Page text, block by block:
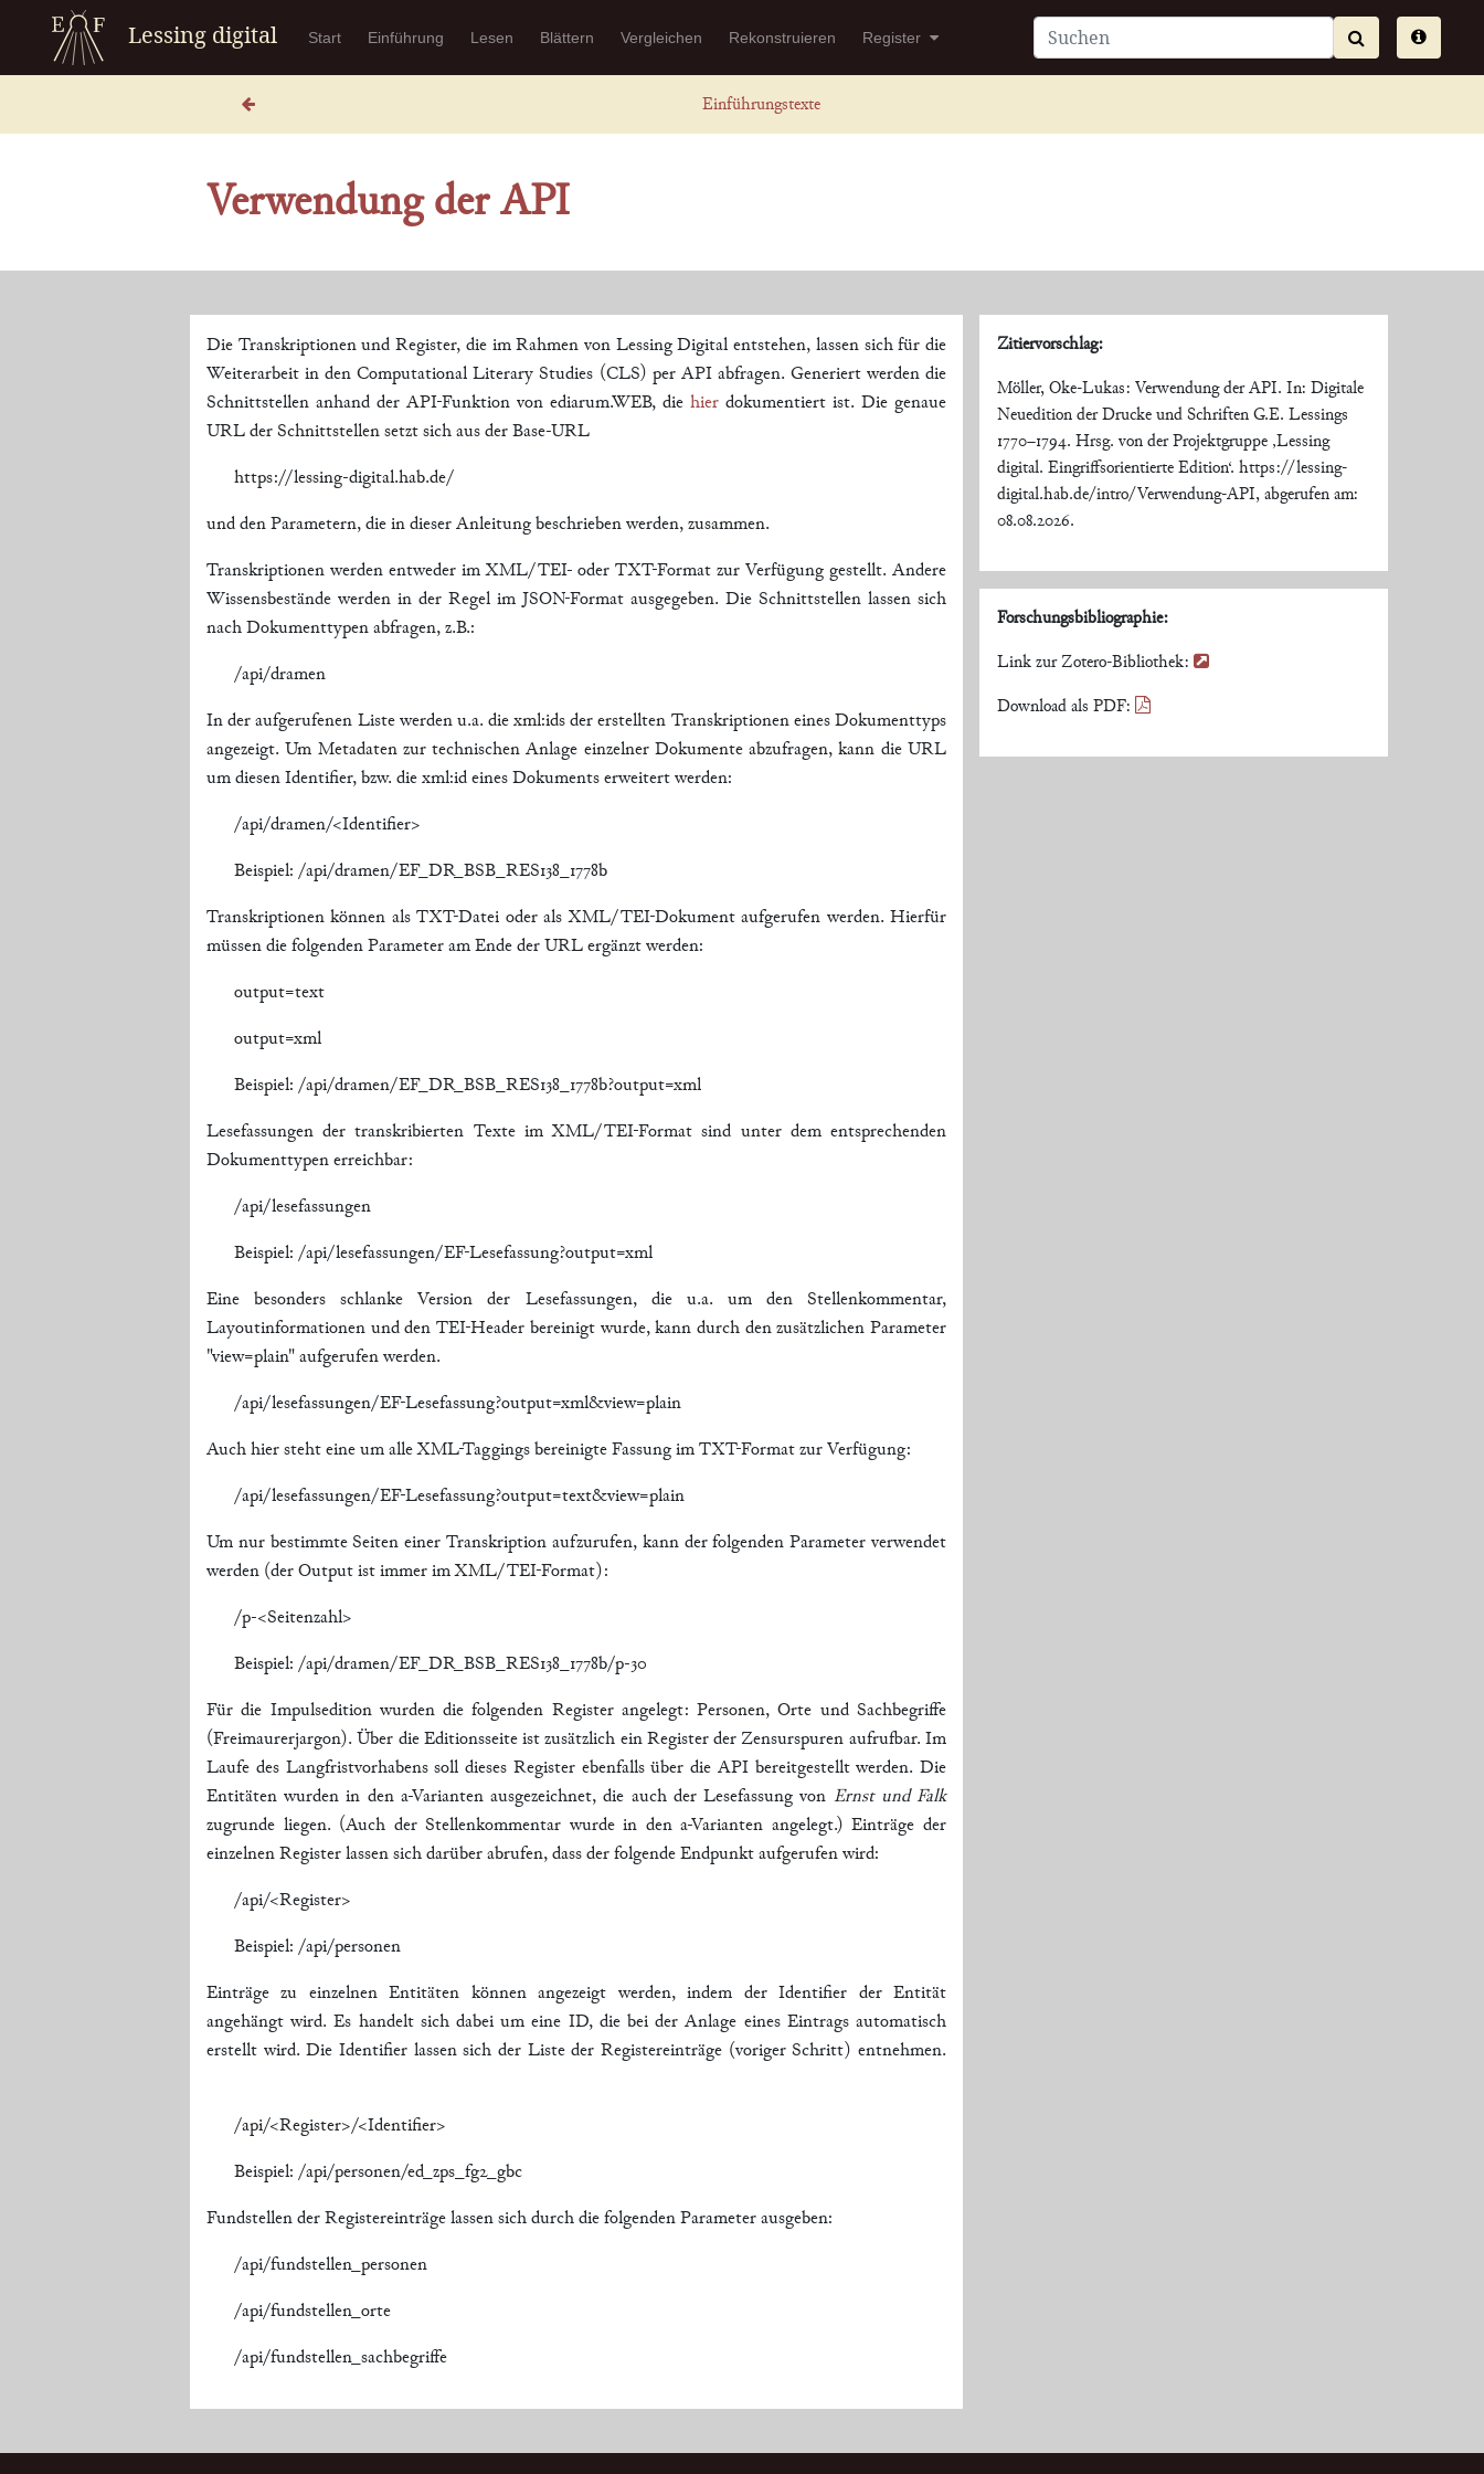
Lessing digital Start Einführung Lesen Blättern Vergleichen Rekonstruieren Register
Einführungstexte
Verwendung der API
Die Transkriptionen und Register, die im Rahmen von Lessing Digital entstehen, lassen sich für die
Weiterarbeit in den Computational Literary Studies (CLS) per API abfragen. Generiert werden die
Schnittstellen anhand der API-Funktion von ediarum.WEB, die hier dokumentiert ist. Die genaue
URL der Schnittstellen setzt sich aus der Base-URL
https://lessing-digital.hab.de/
und den Parametern, die in dieser Anleitung beschrieben werden, zusammen.
Transkriptionen werden entweder im XML/TEI- oder TXT-Format zur Verfügung gestellt. Andere
Wissensbestände werden in der Regel im JSON-Format ausgegeben. Die Schnittstellen lassen sich
nach Dokumenttypen abfragen, z.B.:
/api/dramen
In der aufgerufenen Liste werden u.a. die xml:ids der erstellten Transkriptionen eines Dokumenttyps
angezeigt. Um Metadaten zur technischen Anlage einzelner Dokumente abzufragen, kann die URL
um diesen Identifier, bzw. die xml:id eines Dokuments erweitert werden:
/api/dramen/<Identifier>
Beispiel: /api/dramen/EF_DR_BSB_RES138_1778b
Transkriptionen können als TXT-Datei oder als XML/TEI-Dokument aufgerufen werden. Hierfür
müssen die folgenden Parameter am Ende der URL ergänzt werden:
output=text
output=xml
Beispiel: /api/dramen/EF_DR_BSB_RES138_1778b?output=xml
Lesefassungen der transkribierten Texte im XML/TEI-Format sind unter dem entsprechenden
Dokumenttypen erreichbar:
/api/lesefassungen
Beispiel: /api/lesefassungen/EF-Lesefassung?output=xml
Eine besonders schlanke Version der Lesefassungen, die u.a. um den Stellenkommentar,
Layoutinformationen und den TEI-Header bereinigt wurde, kann durch den zusätzlichen Parameter
"view=plain" aufgerufen werden.
/api/lesefassungen/EF-Lesefassung?output=xml&view=plain
Auch hier steht eine um alle XML-Taggings bereinigte Fassung im TXT-Format zur Verfügung:
/api/lesefassungen/EF-Lesefassung?output=text&view=plain
Um nur bestimmte Seiten einer Transkription aufzurufen, kann der folgenden Parameter verwendet
werden (der Output ist immer im XML/TEI-Format):
/p-<Seitenzahl>
Beispiel: /api/dramen/EF_DR_BSB_RES138_1778b/p-30
Für die Impulsedition wurden die folgenden Register angelegt: Personen, Orte und Sachbegriffe
(Freimaurerjargon). Über die Editionsseite ist zusätzlich ein Register der Zensurspuren aufrufbar. Im
Laufe des Langfristvorhabens soll dieses Register ebenfalls über die API bereitgestellt werden. Die
Entitäten wurden in den a-Varianten ausgezeichnet, die auch der Lesefassung von Ernst und Falk
zugrunde liegen. (Auch der Stellenkommentar wurde in den a-Varianten angelegt.) Einträge der
einzelnen Register lassen sich darüber abrufen, dass der folgende Endpunkt aufgerufen wird:
/api/<Register>
Beispiel: /api/personen
Einträge zu einzelnen Entitäten können angezeigt werden, indem der Identifier der Entität
angehängt wird. Es handelt sich dabei um eine ID, die bei der Anlage eines Eintrags automatisch
erstellt wird. Die Identifier lassen sich der Liste der Registereinträge (voriger Schritt) entnehmen.
/api/<Register>/<Identifier>
Beispiel: /api/personen/ed_zps_fg2_gbc
Fundstellen der Registereinträge lassen sich durch die folgenden Parameter ausgeben:
/api/fundstellen_personen
/api/fundstellen_orte
/api/fundstellen_sachbegriffe
Zitiervorschlag:
Möller, Oke-Lukas: Verwendung der API. In: Digitale
Neuedition der Drucke und Schriften G.E. Lessings
1770–1794. Hrsg. von der Projektgruppe ‚Lessing
digital. Eingriffsorientierte Edition‘. https://lessing-
digital.hab.de/intro/Verwendung-API, abgerufen am:
08.08.2026.
Forschungsbibliographie:
Link zur Zotero-Bibliothek:
Download als PDF: